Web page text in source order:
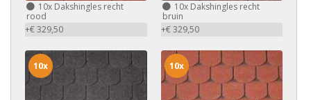
10x Dakshingles recht
rood
+€ 329,50
10xDakshingles recht
bruin
+€ 329,50
10x 10x